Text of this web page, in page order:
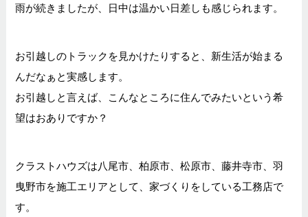
雨が続きましたが、日中は温かい日差しも感じられます。
お引越しのトラックを見かけたりすると、新生活が始まる
んだなぁと実感します。
お引越しと言えば、こんなところに住んでみたいという希
望はおありですか？
クラストハウズは八尾市、柏原市、松原市、藤井寺市、羽
曳野市を施工エリアとして、家づくりをしている工務店で
す。